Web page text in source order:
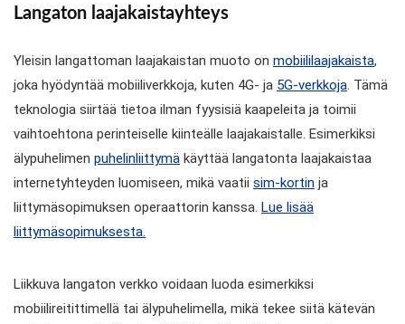
Langaton laajakaistayhteys
Yleisin langattoman laajakaistan muoto on mobiililaajakaista,
joka hyödyntää mobiiliverkkoja, kuten 4G- ja 5G-verkkoja. Tämä
teknologia siirtää tietoa ilman fyysisiä kaapeleita ja toimii
vaihtoehtona perinteiselle kiinteälle laajakaistalle. Esimerkiksi
älypuhelimen puhelinliittymä käyttää langatonta laajakaistaa
internetyhteyden luomiseen, mikä vaatii sim-kortin ja
liittymäsopimuksen operaattorin kanssa. Lue lisää
liittymäsopimuksesta.
Liikkuva langaton verkko voidaan luoda esimerkiksi
mobiilireitittimellä tai älypuhelimella, mikä tekee siitä kätevän